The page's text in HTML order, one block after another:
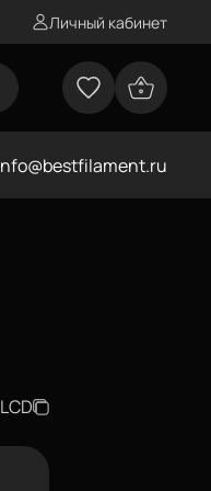
Личный кабинет